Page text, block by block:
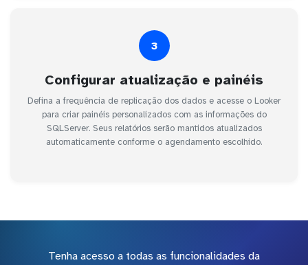
3
Configurar atualização e painéis
Defina a frequência de replicação dos dados e acesse o Looker
para criar painéis personalizados com as informações do
SQLServer. Seus relatórios serão mantidos atualizados
automaticamente conforme o agendamento escolhido.
Tenha acesso a todas as funcionalidades da